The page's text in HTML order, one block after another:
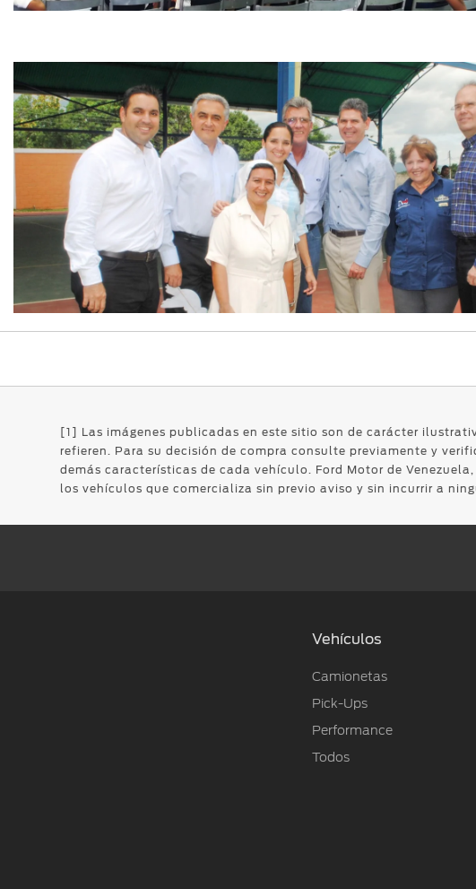
[1] Las imágenes publicadas en este sitio son de carácter
refieren. Para su decisión de compra consulte previamente y
demás características de cada vehículo. Ford Motor de
los vehículos que comercializa sin previo aviso y sin incurrir a
Vehículos
Camionetas
Pick-Ups
Performance
Todos